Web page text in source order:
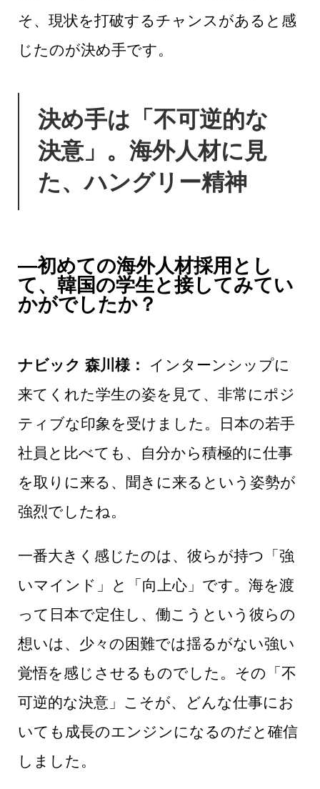
そ、現状を打破するチャンスがあると感
じたのが決め手です。
決め手は「不可逆的な
決意」。海外人材に見
た、ハングリー精神
―初めての海外人材採用とし
て、韓国の学生と接してみてい
かがでしたか？
ナビック 森川様：
インターンシップに
来てくれた学生の姿を見て、非常にポジ
ティブな印象を受けました。日本の若手
社員と比べても、自分から積極的に仕事
を取りに来る、聞きに来るという姿勢が
強烈でしたね。
一番大きく感じたのは、彼らが持つ「強
いマインド」と「向上心」です。海を渡
って日本で定住し、働こうという彼らの
想いは、少々の困難では揺るがない強い
覚悟を感じさせるものでした。その「不
可逆的な決意」こそが、どんな仕事にお
いても成長のエンジンになるのだと確信
しました。